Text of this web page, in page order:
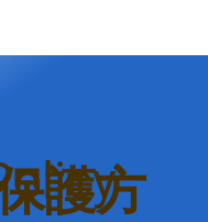
護方